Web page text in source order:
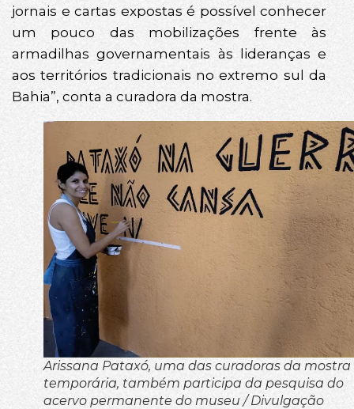
jornais e cartas expostas é possível conhecer
um pouco das mobilizações frente às
armadilhas governamentais às lideranças e
aos territórios tradicionais no extremo sul da
Bahia”, conta a curadora da mostra.
Arissana Pataxó, uma das curadoras da mostra
temporária, também participa da pesquisa do
acervo permanente do museu / Divulgação